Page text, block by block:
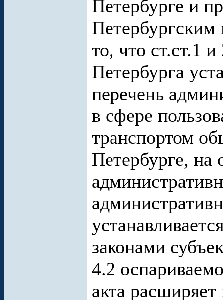
Петербурге и
Петербургским
то, что ст.ст.1
Петербурга
перечень
в сфере
транспортом
Петербурге, на
законами
4.2
акта расширяет